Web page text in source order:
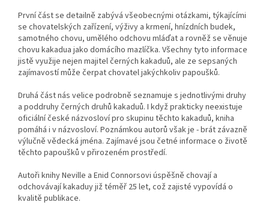
První část se detailně zabývá všeobecnými otázkami, týkajícími
se chovatelských zařízení, výživy a krmení, hnízdních budek,
samotného chovu, umělého odchovu mláďat a rovněž se věnuje
chovu kakadua jako domácího mazlíčka. Všechny tyto informace
jistě využije nejen majitel černých kakaduů, ale ze sepsaných
zajímavostí může čerpat chovatel jakýchkoliv papoušků.
Druhá část nás velice podrobně seznamuje s jednotlivými druhy
a poddruhy černých druhů kakaduů. I když prakticky neexistuje
oficiální české názvosloví pro skupinu těchto kakaduů, kniha
pomáhá i v názvosloví. Poznámkou autorů však je - brát závazně
výlučně vědecká jména. Zajímavé jsou četné informace o životě
těchto papoušků v přirozeném prostředí.
Autoři knihy Neville a Enid Connorsovi úspěšně chovají a
odchovávají kakaduy již téměř 25 let, což zajisté vypovídá o
kvalitě publikace.